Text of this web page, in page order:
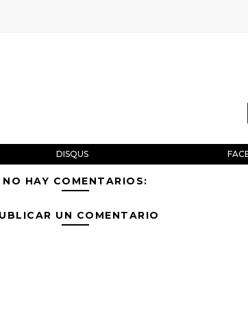
DISQUS
NO HAY COMENTARIOS:
UN COMENTARIO